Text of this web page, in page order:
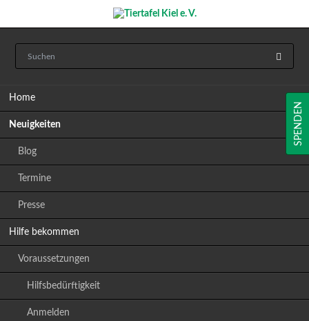
Home
Neuigkeiten
Blog
Termine
Presse
Hilfe bekommen
Voraussetzungen
Hilfsbedürftigkeit
Anmelden
SPENDEN